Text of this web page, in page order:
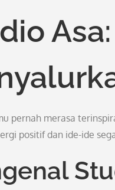
pernah merasa
positif dan ide-ide